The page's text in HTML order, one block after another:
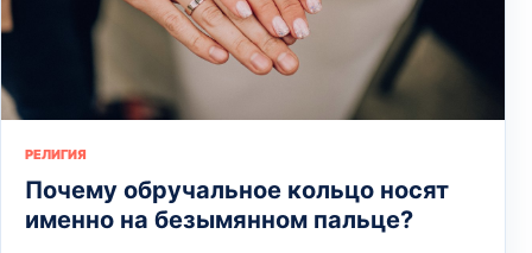
РЕЛИГИЯ
Почему обручальное кольцо носят
именно на безымянном пальце?